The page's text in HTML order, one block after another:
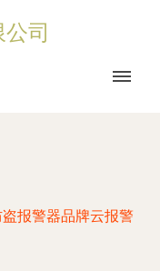
司
报警器品牌云报警